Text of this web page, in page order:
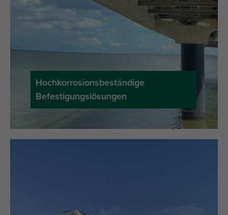
Hochkorrosionsbeständige
Befestigungslösungen